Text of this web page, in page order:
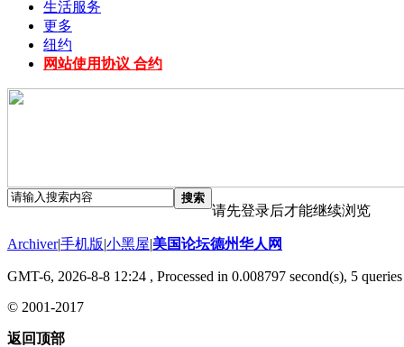
生活服务
更多
纽约
网站使用协议 合约
搜索
请先登录后才能继续浏览
Archiver|手机版|小黑屋|美国论坛德州华人网
GMT-6, 2026-8-8 12:24 , Processed in 0.008797 second(s), 5
© 2001-2017
返回顶部